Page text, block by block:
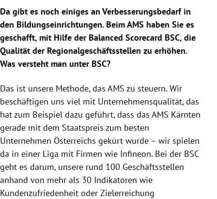
Da gibt es noch einiges an Verbesserungsbedarf in
den Bildungseinrichtungen. Beim AMS haben Sie es
geschafft, mit Hilfe der Balanced Scorecard BSC, die
Qualität der Regionalgeschäftsstellen zu erhöhen.
Was versteht man unter BSC?
Das ist unsere Methode, das AMS zu steuern. Wir
beschäftigen uns viel mit Unternehmensqualität, das
hat zum Beispiel dazu geführt, dass das AMS Kärnten
gerade mit dem Staatspreis zum besten
Unternehmen Österreichs gekürt wurde – wir spielen
da in einer Liga mit Firmen wie Infineon. Bei der BSC
geht es darum, unsere rund 100 Geschäftsstellen
anhand von mehr als 30 Indikatoren wie
Kundenzufriedenheit oder Zielerreichung